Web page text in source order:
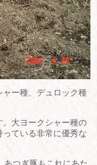
ー種、デュロック種
大ヨークシャー種の
ている非常に優秀な